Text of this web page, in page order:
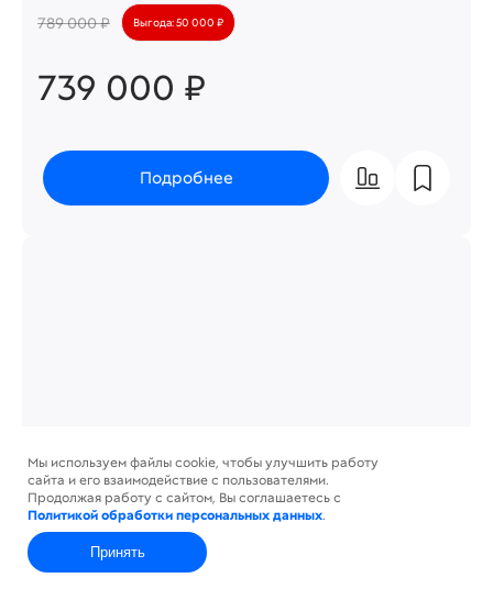
789 000 ₽ Выгода: 50 000 ₽
739 000 ₽
Подробнее
Лазерный станок СО2 c ЧПУ Laser
Start 1390 с SSD камерой
Мы используем файлы cookie, чтобы улучшить работу
сайта и его взаимодействие с пользователями.
Продолжая работу с сайтом, Вы соглашаетесь с
Политикой обработки персональных данных.
Принять